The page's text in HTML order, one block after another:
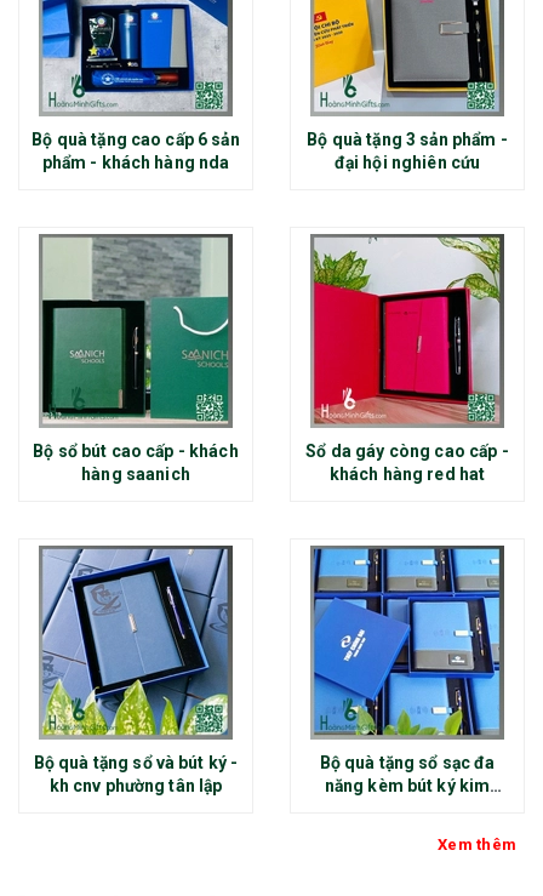
Bộ quà tặng cao cấp 6 sản
phẩm - khách hàng nda
Bộ quà tặng 3 sản phẩm -
đại hội nghiên cứu
Bộ sổ bút cao cấp - khách
hàng saanich
Sổ da gáy còng cao cấp -
khách hàng red hat
Bộ quà tặng sổ và bút ký -
kh cnv phường tân lập
Bộ quà tặng sổ sạc đa
năng kèm bút ký kim
Xem thêm